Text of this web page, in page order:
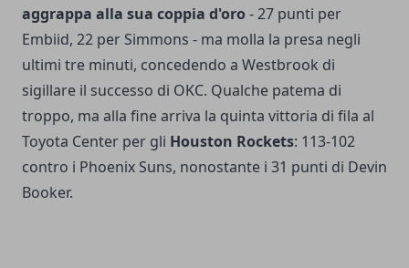
aggrappa alla sua coppia d'oro - 27 punti per
Embiid, 22 per Simmons - ma molla la presa negli
ultimi tre minuti, concedendo a Westbrook di
sigillare il successo di OKC. Qualche patema di
troppo, ma alla fine arriva la quinta vittoria di fila al
Toyota Center per gli Houston Rockets: 113-102
contro i Phoenix Suns, nonostante i 31 punti di Devin
Booker.